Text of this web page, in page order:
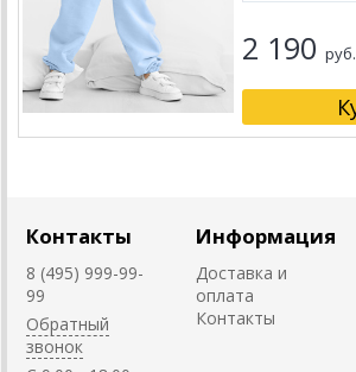
2 190 руб.
Контакты
8 (495) 999-99-
99
Обратный
звонок
Информация
Доставка и
оплата
Контакты